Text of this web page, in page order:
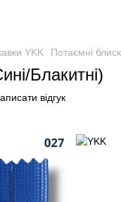
YKK Потаємні
Блакитні)
відгук